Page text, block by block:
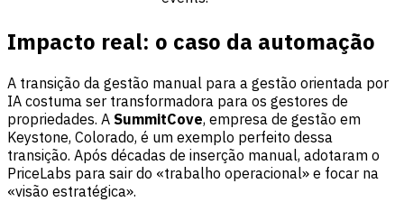
Impacto real: o caso da automação
A transição da gestão manual para a gestão orientada por
IA costuma ser transformadora para os gestores de
propriedades. A SummitCove, empresa de gestão em
Keystone, Colorado, é um exemplo perfeito dessa
transição. Após décadas de inserção manual, adotaram o
PriceLabs para sair do «trabalho operacional» e focar na
«visão estratégica».